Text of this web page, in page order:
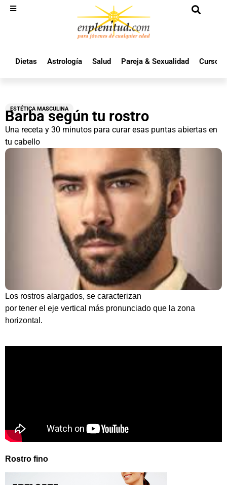
Dietas Astrología Salud Pareja & Sexualidad Cursos
ESTÉTICA MASCULINA
Barba según tu rostro
Una receta y 30 minutos para curar esas puntas abiertas en
tu cabello
Los rostros alargados, se caracterizan
por tener el eje vertical más pronunciado que la zona
horizontal.
Rostro fino